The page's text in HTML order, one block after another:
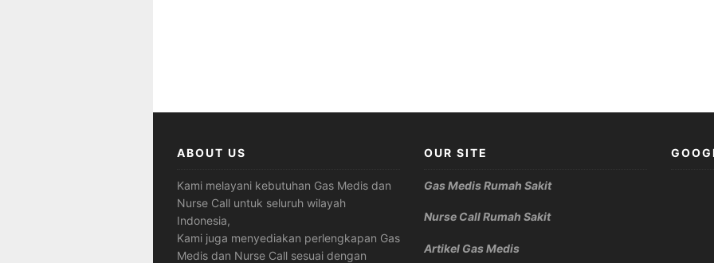
ABOUT US
Kami melayani kebutuhan Gas Medis dan
Nurse Call untuk seluruh wilayah
Indonesia,
Kami juga menyediakan perlengkapan Gas
Medis dan Nurse Call sesuai dengan
OUR SITE
Gas Medis Rumah Sakit
Nurse Call Rumah Sakit
Artikel Gas Medis